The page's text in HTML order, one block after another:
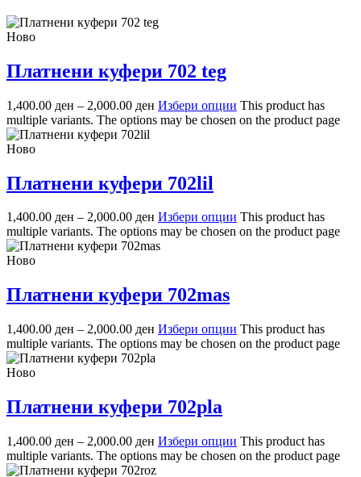
Ново
Платнени куфери 702 teg
1,400.00 ден – 2,000.00 ден Избери опции This product has
multiple variants. The options may be chosen on the product page
Ново
Платнени куфери 702lil
1,400.00 ден – 2,000.00 ден Избери опции This product has
multiple variants. The options may be chosen on the product page
Ново
Платнени куфери 702mas
1,400.00 ден – 2,000.00 ден Избери опции This product has
multiple variants. The options may be chosen on the product page
Ново
Платнени куфери 702pla
1,400.00 ден – 2,000.00 ден Избери опции This product has
multiple variants. The options may be chosen on the product page